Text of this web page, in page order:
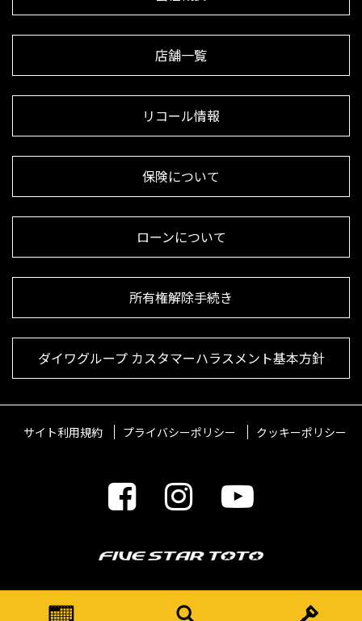
店舗一覧
リコール情報
保険について
ローンについて
所有権解除手続き
ダイワグループ カスタマーハラスメント基本方針
サイト利用規約 プライバシーポリシー クッキーポリシー